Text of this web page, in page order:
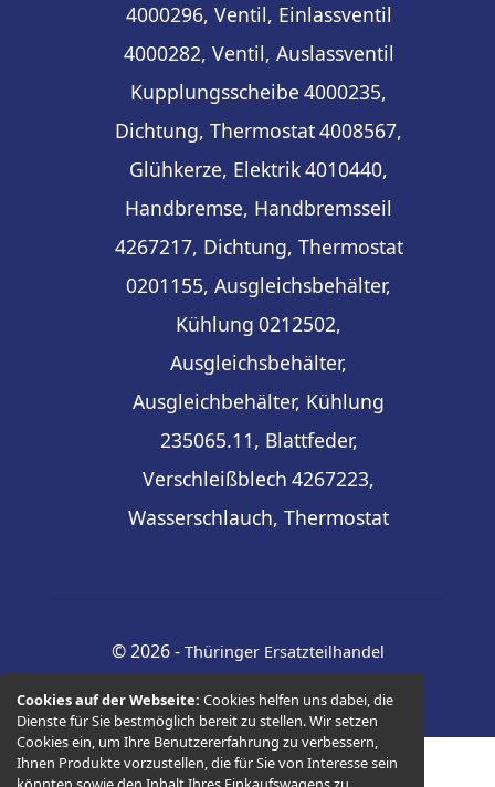
Cookies auf der Webseite:Cookies helfen uns dabei, die
Dienste für Sie bestmöglich bereit zu stellen. Wir setzen
Cookies ein, um Ihre Benutzererfahrung zu verbessern,
Ihnen Produkte vorzustellen, die für Sie von Interesse sein
4000296, Ventil, Einlassventil
4000282, Ventil, Auslassventil
Kupplungsscheibe 4000235,
Dichtung, Thermostat4008567,
Glühkerze, Elektrik4010440,
Handbremse, Handbremsseil
4267217, Dichtung, Thermostat
0201155, Ausgleichsbehälter,
Kühlung 0212502,
Ausgleichsbehälter,
Ausgleichbehälter, Kühlung
235065.11, Blattfeder,
Verschleißblech 4267223,
Wasserschlauch, Thermostat
© 2026 - Thüringer Ersatzteilhandel